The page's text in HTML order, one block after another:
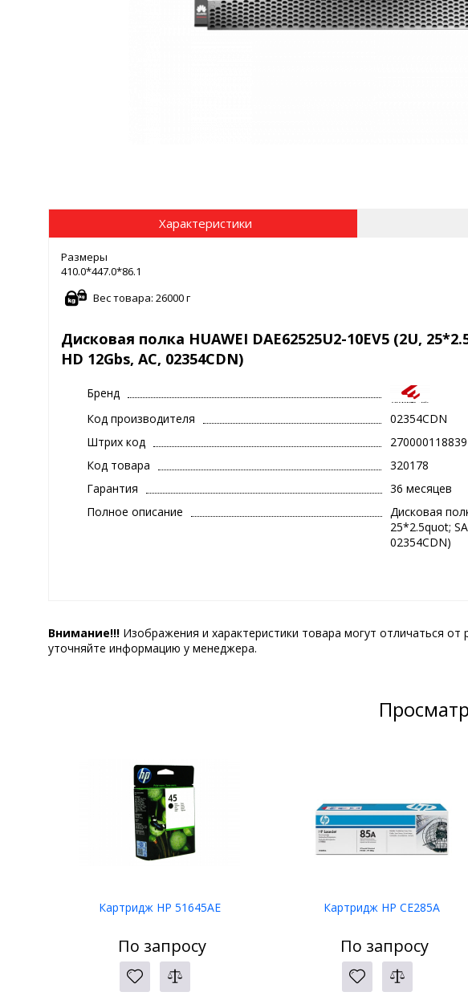
Характеристики
Размеры
410.0*447.0*86.1
Вес товара: 26000 г
Дисковая полка HUAWEI DAE62525U2-10EV5 (2U,
HD 12Gbs, AC, 02354CDN)
Бренд
Код производителя
02354CDN
Штрих код
Код товара
320178
Гарантия
36 месяцев
Полное описание
Дисковая
25*2.5quot;
02354CDN)
Внимание!!! Изображения и характеристики товара могут отличаться
уточняйте информацию у менеджера.
Картридж HP 51645AE
По запросу
Картридж HP CE285A
По запросу